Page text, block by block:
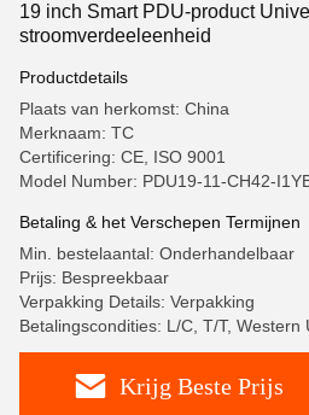
19 inch Smart PDU-product
stroomverdeeleenheid
Productdetails
Plaats van herkomst: China
Merknaam: TC
Certificering: CE, ISO 9001
Model Number: PDU19-11-CH42-
Betaling & het Verschepen Termijnen
Min. bestelaantal: Onderhandelbaar
Prijs: Bespreekbaar
Verpakking Details: Verpakking
Betalingscondities: L/C, T/T, Western
Krijg Beste Prijs